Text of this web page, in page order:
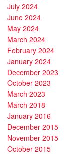
July 2024
June 2024
May 2024
March 2024
February 2024
January 2024
December 2023
October 2023
March 2023
March 2018
January 2016
December 2015
November 2015
October 2015